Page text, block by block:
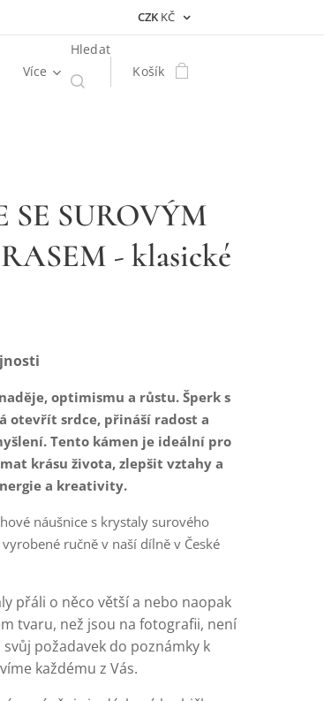
CZK KČ
Více
Hledat
Košík
SE SUROVÝM
- klasické
optimismu a růstu. Šperk s
otevřít srdce, přináší radost a
Tento kámen je ideální pro
krásu života, zlepšit vztahy a
a kreativity.
náušnice s krystaly surového
ručně v naší dílně v České
přáli o něco větší a nebo naopak
tvaru, než jsou na fotografii, není
požadavek do poznámky k
každému z Vás.